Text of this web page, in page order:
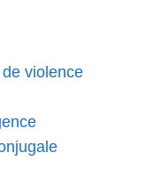
violence